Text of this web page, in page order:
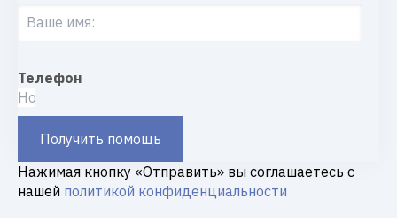
Телефон
Получить помощь
Нажимая кнопку «Отправить» вы соглашаетесь с
нашей политикой конфиденциальности